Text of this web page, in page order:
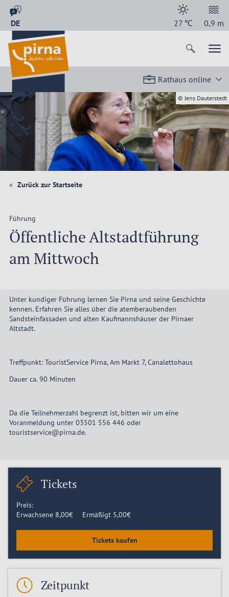
DE 27℃ 0,9 m
Rathaus online
© Jens Dauterstedt
Zurück zur Startseite
Führung
Öffentliche Altstadtführung
am Mittwoch
Unter kundiger Führung lernen Sie Pirna und seine Geschichte
kennen. Erfahren Sie alles über die atemberaubenden
Sandsteinfassaden und alten Kaufmannshäuser der Pirnaer
Altstadt.
Treffpunkt: TouristService Pirna, Am Markt 7, Canalettohaus
Dauer ca. 90 Minuten
Da die Teilnehmerzahl begrenzt ist, bitten wir um eine
Voranmeldung unter 03501 556 446 oder
touristservice@pirna.de.
Tickets
Preis:
Erwachsene 8,00€ Ermäßigt 5,00€
Tickets kaufen
Zeitpunkt